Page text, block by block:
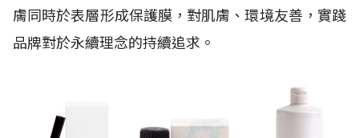
膚同時於表層形成保護膜，對肌膚、環境友善，實踐
品牌對於永續理念的持續追求。